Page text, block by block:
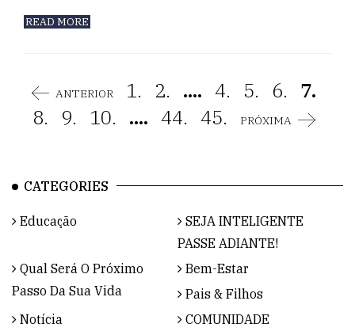
READ MORE
ANTERIOR 1. 2. .... 4. 5. 6. 7.
8.
9. 10. .... 44. 45. PRÓXIMA
CATEGORIES
Educação
SEJA INTELIGENTE
PASSE ADIANTE!
Qual Será O Próximo
Passo Da Sua Vida
Bem-Estar
Pais & Filhos
Notícia
COMUNIDADE